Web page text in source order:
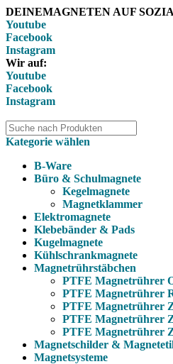
DEINEMAGNETEN AUF
Youtube
Facebook
Instagram
Wir auf:
Youtube
Facebook
Instagram
Kategorie wählen
B-Ware
Büro & Schulmagnete
Kegelmagnete
Magnetklammer
Elektromagnete
Klebebänder & Pads
Kugelmagnete
Kühlschrankmagnete
Magnetrührstäbchen
PTFE Magnetrührer
PTFE Magnetrührer
PTFE Magnetrührer
PTFE Magnetrührer
PTFE Magnetrührer
Magnetschilder &
Magnetsysteme